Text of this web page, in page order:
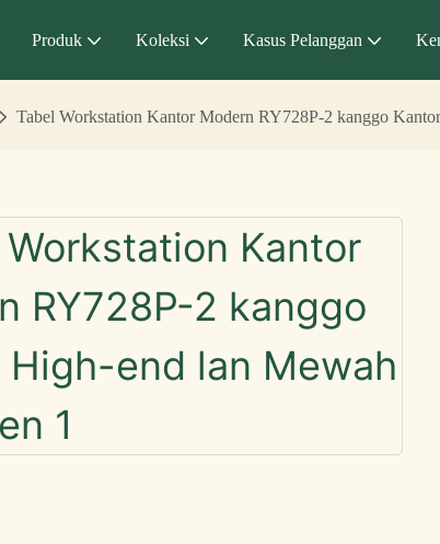
Produk Koleksi Kasus Pelanggan
Tabel Workstation Kantor Modern RY728P-2 kanggo